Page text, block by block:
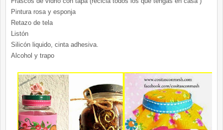
Pintura rosa y esponja
Retazo de tela
Listón
Silicón liquido, cinta adhesiva.
Alcohol y trapo